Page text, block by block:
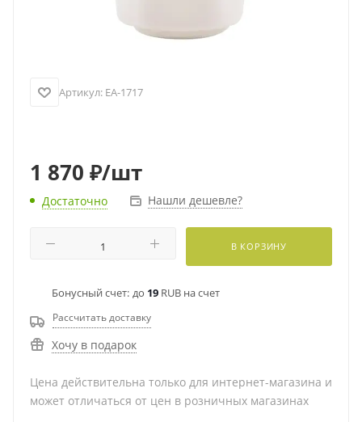
Артикул: EA-1717
1 870 ₽/шт
Достаточно Нашли дешевле?
В КОРЗИНУ
Бонусный счет: до 19 RUB на счет
Рассчитать доставку
Хочу в подарок
Цена действительна только для интернет-магазина и
может отличаться от цен в розничных магазинах